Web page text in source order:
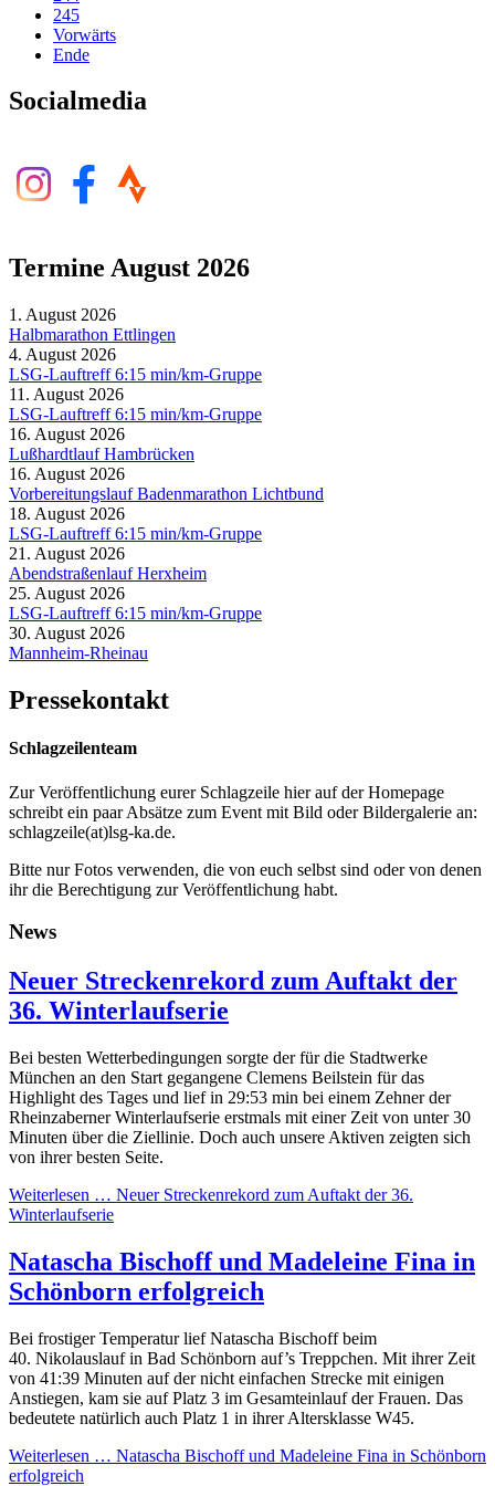
245
Vorwärts
Ende
Socialmedia
Termine August 2026
1. August 2026
Halbmarathon Ettlingen
4. August 2026
LSG-Lauftreff 6:15 min/km-Gruppe
11. August 2026
LSG-Lauftreff 6:15 min/km-Gruppe
16. August 2026
Lußhardtlauf Hambrücken
16. August 2026
Vorbereitungslauf Badenmarathon Lichtbund
18. August 2026
LSG-Lauftreff 6:15 min/km-Gruppe
21. August 2026
Abendstraßenlauf Herxheim
25. August 2026
LSG-Lauftreff 6:15 min/km-Gruppe
30. August 2026
Mannheim-Rheinau
Pressekontakt
Schlagzeilenteam
Zur Veröffentlichung eurer Schlagzeile hier auf der Homepage
schreibt ein paar Absätze zum Event mit Bild oder Bildergalerie an:
schlagzeile(at)lsg-ka.de.
Bitte nur Fotos verwenden, die von euch selbst sind oder von denen
ihr die Berechtigung zur Veröffentlichung habt.
News
Neuer Streckenrekord zum Auftakt der
36. Winterlaufserie
Bei besten Wetterbedingungen sorgte der für die Stadtwerke
München an den Start gegangene Clemens Beilstein für das
Highlight des Tages und lief in 29:53 min bei einem Zehner der
Rheinzaberner Winterlaufserie erstmals mit einer Zeit von unter 30
Minuten über die Ziellinie. Doch auch unsere Aktiven zeigten sich
von ihrer besten Seite.
Weiterlesen … Neuer Streckenrekord zum Auftakt der 36.
Winterlaufserie
Natascha Bischoff und Madeleine Fina in
Schönborn erfolgreich
Bei frostiger Temperatur lief Natascha Bischoff beim
40. Nikolauslauf in Bad Schönborn auf’s Treppchen. Mit ihrer Zeit
von 41:39 Minuten auf der nicht einfachen Strecke mit einigen
Anstiegen, kam sie auf Platz 3 im Gesamteinlauf der Frauen. Das
bedeutete natürlich auch Platz 1 in ihrer Altersklasse W45.
Weiterlesen … Natascha Bischoff und Madeleine Fina in Schönborn
erfolgreich